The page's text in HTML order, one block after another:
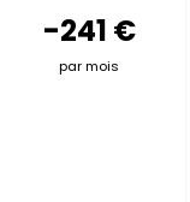
-241 €
par mois